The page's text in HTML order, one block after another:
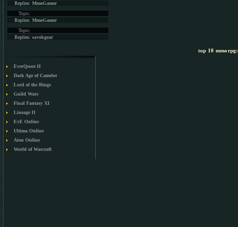
Replies: MmoGamer
Topic:
Replies: MmoGamer
Topic:
Replies: savokgear
top 10 mmorpg:
EverQuest II
Dark Age of Camelot
Lord of the Rings
Guild Wars
Final Fantasy XI
Lineage II
EvE Online
Ultima Online
Aion Online
World of Warcraft